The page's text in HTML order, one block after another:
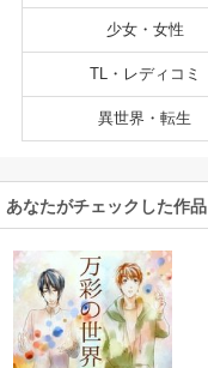
少女・女性
TL・レディコミ
異世界・転生
あなたがチェックした作品